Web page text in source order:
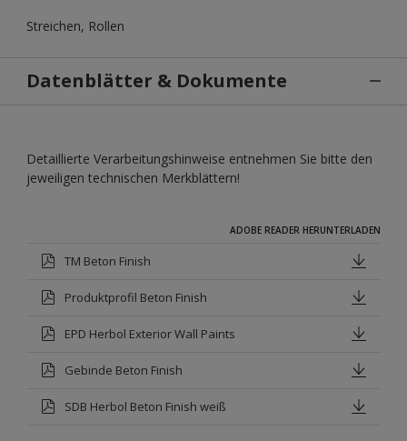
Streichen, Rollen
Datenblätter & Dokumente
Detaillierte Verarbeitungshinweise entnehmen Sie bitte den
jeweiligen technischen Merkblättern!
ADOBE READER HERUNTERLADEN
TM Beton Finish
Produktprofil Beton Finish
EPD Herbol Exterior Wall Paints
Gebinde Beton Finish
SDB Herbol Beton Finish weiß